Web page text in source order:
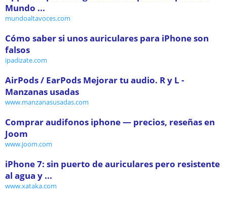
Mundo ...
mundoaltavoces.com
Cómo saber si unos auriculares para iPhone son
falsos
ipadizate.com
AirPods / EarPods Mejorar tu audio. R y L -
Manzanas usadas
www.manzanasusadas.com
Comprar audifonos iphone — precios, reseñas en
Joom
www.joom.com
iPhone 7: sin puerto de auriculares pero resistente
al agua y ...
www.xataka.com